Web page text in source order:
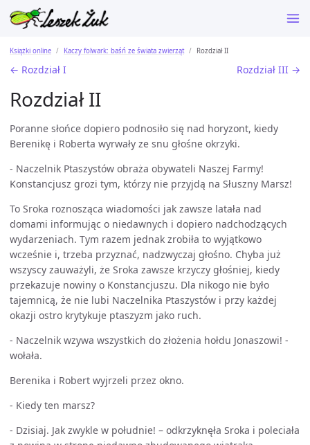
Książki online Kaczy folwark: baśń ze świata zwierząt Rozdział II
← Rozdział I Rozdział III →
Rozdział II
Poranne słońce dopiero podnosiło się nad horyzont, kiedy
Berenikę i Roberta wyrwały ze snu głośne okrzyki.
- Naczelnik Ptaszystów obraża obywateli Naszej Farmy!
Konstancjusz grozi tym, którzy nie przyjdą na Słuszny Marsz!
To Sroka roznosząca wiadomości jak zawsze latała nad
domami informując o niedawnych i dopiero nadchodzących
wydarzeniach. Tym razem jednak zrobiła to wyjątkowo
wcześnie i, trzeba przyznać, nadzwyczaj głośno. Chyba już
wszyscy zauważyli, że Sroka zawsze krzyczy głośniej, kiedy
przekazuje nowiny o Konstancjuszu. Dla nikogo nie było
tajemnicą, że nie lubi Naczelnika Ptaszystów i przy każdej
okazji ostro krytykuje ptaszyzm jako ruch.
- Naczelnik wzywa wszystkich do złożenia hołdu Jonaszowi! -
wołała.
Berenika i Robert wyjrzeli przez okno.
- Kiedy ten marsz?
- Dzisiaj. Jak zwykle w południe! – odkrzyknęła Sroka i poleciała